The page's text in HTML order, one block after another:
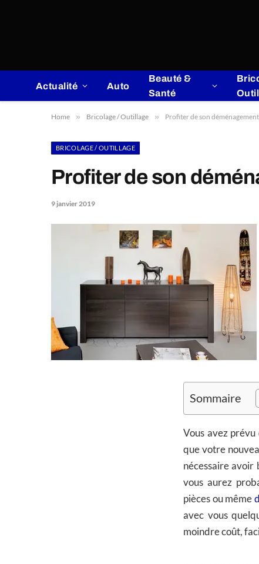
Actualité Auto
Beauté &
Santé
Home » Bricolage / Outillage » Profiter de son
BRICOLAGE / OUTILLAGE
Profiter de son
9 janvier 2019
Sommaire
Vous avez prévu
que votre
nécessaire avoir
vous aurez
pièces ou même
avec vous
moindre coût,